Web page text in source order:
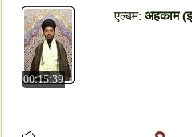
00:15:39
एल्बम: अहकाम